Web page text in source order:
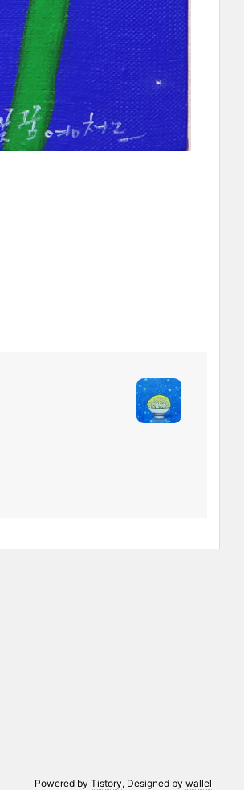
Powered byTistory, Designed bywallel